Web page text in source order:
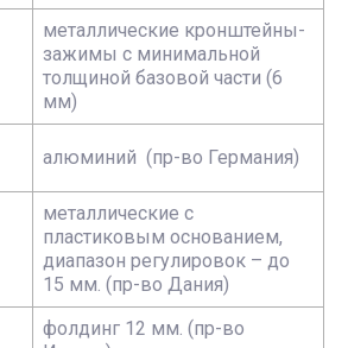
металлические кронштейны-
зажимы с минимальной
толщиной базовой части (6
мм)
алюминий (пр-во Германия)
металлические с
пластиковым основанием,
диапазон регулировок – до
15 мм. (пр-во Дания)
фолдинг 12 мм. (пр-во